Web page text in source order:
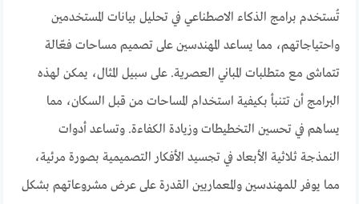
تُستخدم برامج الذكاء الاصطناعي في تحليل بيانات المستخدمين
واحتياجاتهم، مما يساعد المهندسين على تصميم مساحات فعّالة
تتماشى مع متطلبات المباني العصرية. على سبيل المثال، يمكن لهذه
البرامج أن تتنبأ بكيفية استخدام المساحات من قبل السكان، مما
يساهم في تحسين التخطيطات وزيادة الكفاءة. وتساعد أدوات
النمذجة ثلاثية الأبعاد في تجسيد الأفكار التصميمية بصورة مرئية،
مما يوفر للمهندسين والمعماريين القدرة على عرض مشروعاتهم بشكل